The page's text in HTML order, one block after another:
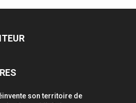
son territoire de